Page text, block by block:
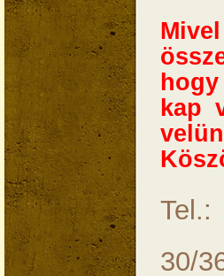
kap
Tel.:
30/